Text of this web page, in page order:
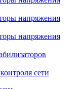
напряжения
напряжения
сети